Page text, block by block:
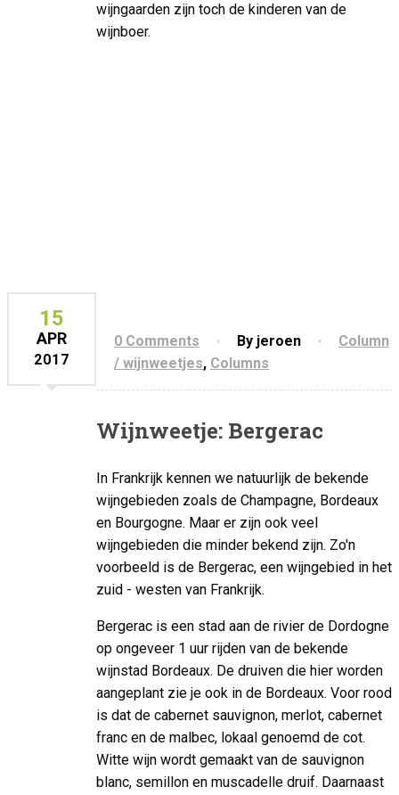
wijngaarden zijn toch de kinderen van de
wijnboer.
15
APR
2017
0 Comments By jeroen
Column
/ wijnweetjes, Columns
Wijnweetje: Bergerac
In Frankrijk kennen we natuurlijk de bekende
wijngebieden zoals de Champagne, Bordeaux
en Bourgogne. Maar er zijn ook veel
wijngebieden die minder bekend zijn. Zo'n
voorbeeld is de Bergerac, een wijngebied in het
zuid - westen van Frankrijk.
Bergerac is een stad aan de rivier de Dordogne
op ongeveer 1 uur rijden van de bekende
wijnstad Bordeaux. De druiven die hier worden
aangeplant zie je ook in de Bordeaux. Voor rood
is dat de cabernet sauvignon, merlot, cabernet
franc en de malbec, lokaal genoemd de cot.
Witte wijn wordt gemaakt van de sauvignon
blanc, semillon en muscadelle druif. Daarnaast